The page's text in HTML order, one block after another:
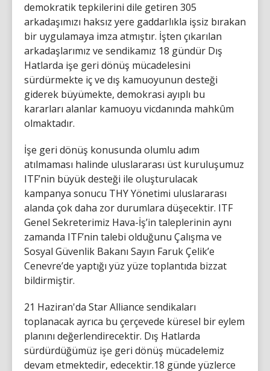
demokratik tepkilerini dile getiren 305
arkadaşımızı haksız yere gaddarlıkla işsiz bırakan
bir uygulamaya imza atmıştır. İşten çıkarılan
arkadaşlarımız ve sendikamız 18 gündür Dış
Hatlarda işe geri dönüş mücadelesini
sürdürmekte iç ve dış kamuoyunun desteği
giderek büyümekte, demokrasi ayıplı bu
kararları alanlar kamuoyu vicdanında mahkûm
olmaktadır.
İşe geri dönüş konusunda olumlu adım
atılmaması halinde uluslararası üst kuruluşumuz
ITF’nin büyük desteği ile oluşturulacak
kampanya sonucu THY Yönetimi uluslararası
alanda çok daha zor durumlara düşecektir. ITF
Genel Sekreterimiz Hava-İş’in taleplerinin aynı
zamanda ITF’nin talebi olduğunu Çalışma ve
Sosyal Güvenlik Bakanı Sayın Faruk Çelik’e
Cenevre’de yaptığı yüz yüze toplantıda bizzat
bildirmiştir.
21 Haziran'da Star Alliance sendikaları
toplanacak ayrıca bu çerçevede küresel bir eylem
planını değerlendirecektir. Dış Hatlarda
sürdürdüğümüz işe geri dönüş mücadelemiz
devam etmektedir, edecektir.18 günde yüzlerce